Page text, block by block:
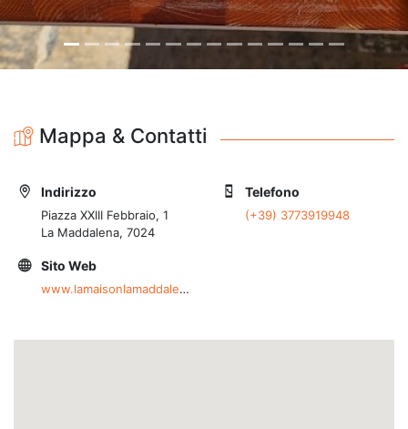
Mappa & Contatti
Indirizzo
Piazza XXIII Febbraio, 1
La Maddalena, 7024
Telefono
(+39) 3773919948
Sito Web
www.lamaisonlamaddalena.it/